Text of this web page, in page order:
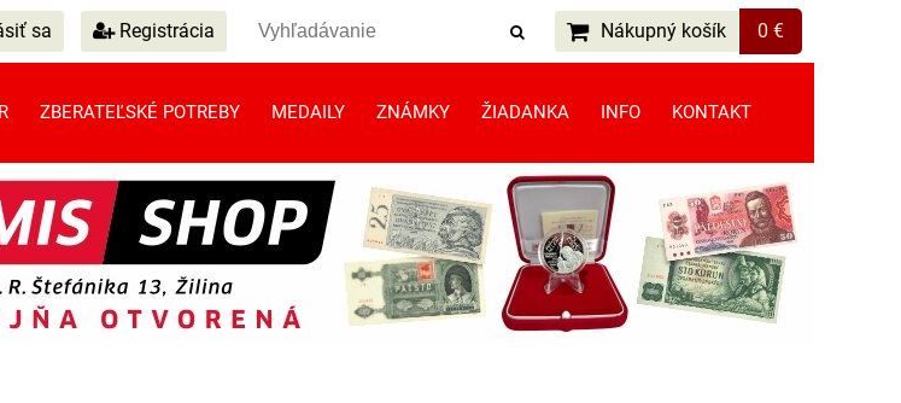
sa Registrácia Nákupný košík 0 €
ZBERATEĽSKÉ POTREBY MEDAILY ZNÁMKY ŽIADANKA INFO KONTAKT